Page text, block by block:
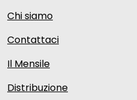
Chi siamo
Contattaci
Il Mensile
Distribuzione